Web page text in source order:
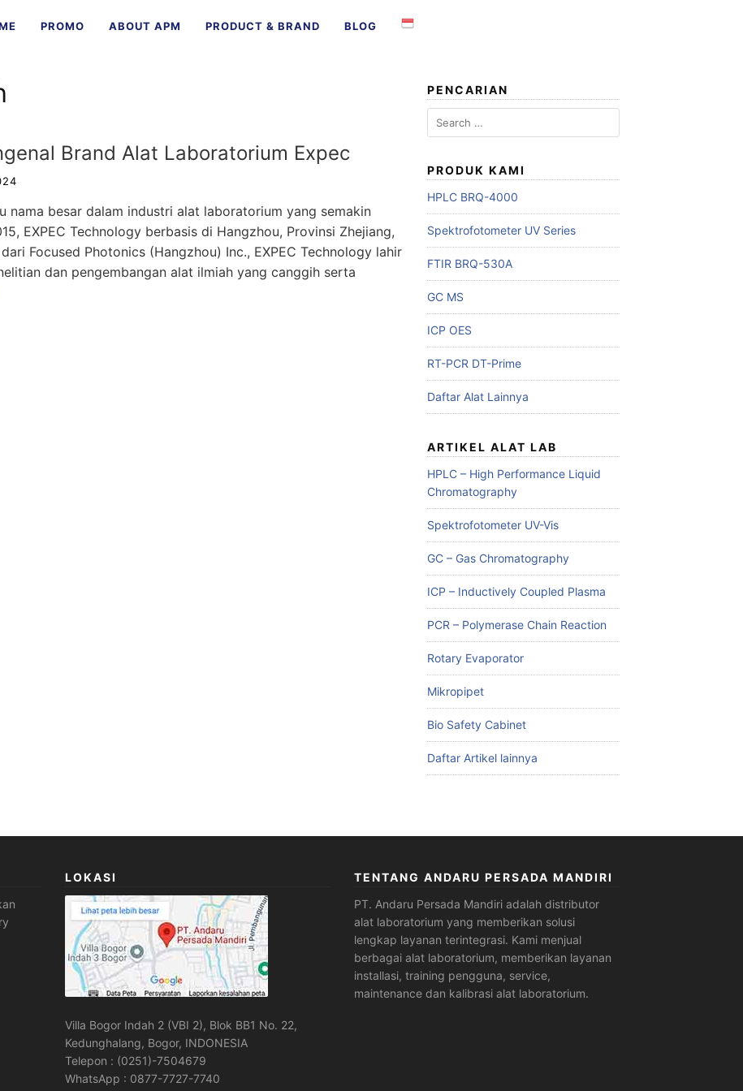
PROMO ABOUT APM PRODUCT & BRAND BLOG
Brand Alat Laboratorium Expec
nama besar dalam industri alat laboratorium yang semakin
EXPEC Technology berbasis di Hangzhou, Provinsi Zhejiang,
Focused Photonics (Hangzhou) Inc., EXPEC Technology lahir
dan pengembangan alat ilmiah yang canggih serta
PENCARIAN
Search
for:
PRODUK KAMI
HPLC BRQ-4000
Spektrofotometer UV Series
FTIR BRQ-530A
GC MS
ICP OES
RT-PCR DT-Prime
Daftar Alat Lainnya
ARTIKEL ALAT LAB
HPLC – High Performance Liquid
Chromatography
Spektrofotometer UV-Vis
GC – Gas Chromatography
ICP – Inductively Coupled Plasma
PCR – Polymerase Chain Reaction
Rotary Evaporator
Mikropipet
Bio Safety Cabinet
Daftar Artikel lainnya
LOKASI
Villa Bogor Indah 2 (VBI 2), Blok BB1 No. 22,
Kedunghalang, Bogor, INDONESIA
Telepon : (0251)-7504679
WhatsApp : 0877-7727-7740
TENTANG ANDARU PERSADA MANDIRI
PT. Andaru Persada Mandiri adalahdistributor
alat laboratorium yang memberikan solusi
lengkap layanan terintegrasi. Kami menjual
berbagai alat laboratorium, memberikan layanan
installasi, training pengguna, service,
maintenance dan kalibrasi alat laboratorium.